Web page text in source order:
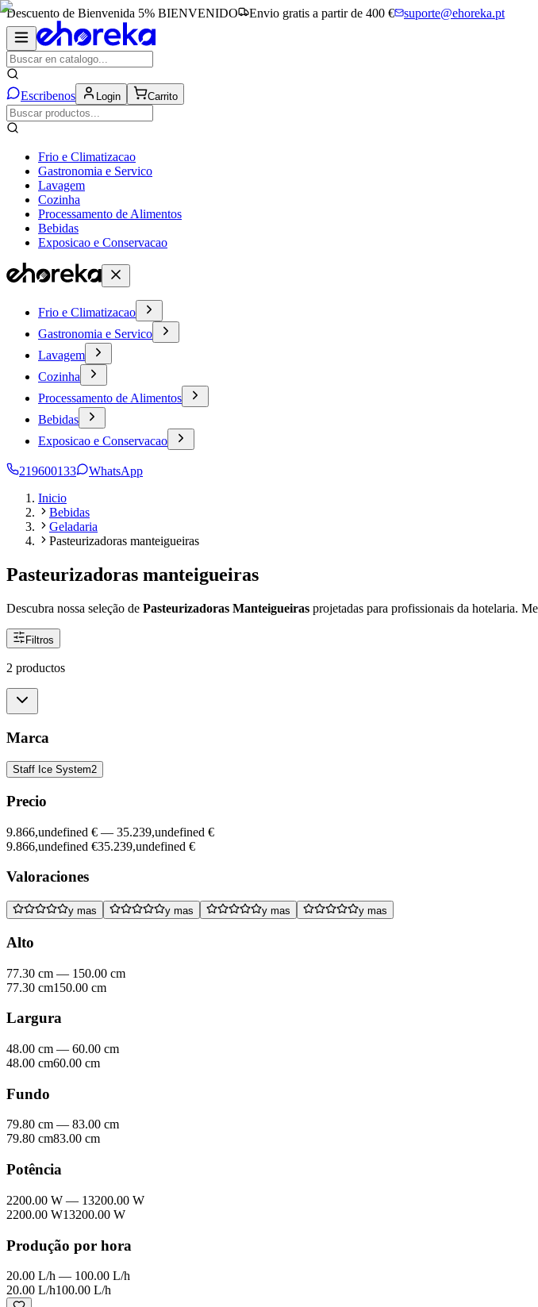
Descuento de Bienvenida 5% BIENVENIDO Envio gratis a partir de 400 € suporte@ehoreka.pt
Escribenos Login Carrito
Frio e Climatizacao
Gastronomia e Servico
Lavagem
Cozinha
Processamento de Alimentos
Bebidas
Exposicao e Conservacao
Frio e Climatizacao
Gastronomia e Servico
Lavagem
Cozinha
Processamento de Alimentos
Bebidas
Exposicao e Conservacao
219600133
WhatsApp
Inicio
Bebidas
Geladaria
Pasteurizadoras manteigueiras
Pasteurizadoras manteigueiras
Descubra nossa seleção de Pasteurizadoras Manteigueiras projetadas para profissionais da hotelaria.
Filtros
2 productos
Marca
Staff Ice System2
Precio
9.866,undefined € — 35.239,undefined €
9.866,undefined €35.239,undefined €
Valoraciones
y mas y mas y mas y mas
Alto
77.30 cm — 150.00 cm
77.30 cm150.00 cm
Largura
48.00 cm — 60.00 cm
48.00 cm60.00 cm
Fundo
79.80 cm — 83.00 cm
79.80 cm83.00 cm
Potência
2200.00 W — 13200.00 W
2200.00 W13200.00 W
Produção por hora
20.00 L/h — 100.00 L/h
20.00 L/h100.00 L/h